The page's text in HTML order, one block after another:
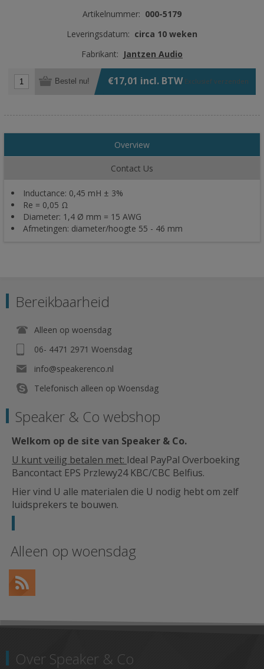
Artikelnummer: 000-5179
Leveringsdatum: circa 10 weken
Fabrikant: Jantzen Audio
Bestel nu! €17,01 incl. BTW Exclusief verzenden
Overview
Contact Us
Inductance: 0,45 mH ± 3%
Re = 0,05 Ω
Diameter: 1,4 Ø mm = 15 AWG
Afmetingen: diameter/hoogte 55 - 46 mm
Bereikbaarheid
Alleen op woensdag
06- 4471 2971 Woensdag
info@speakerenco.nl
Telefonisch alleen op Woensdag
Speaker & Co webshop
Welkom op de site van Speaker & Co.
U kunt veilig betalen met: Ideal PayPal Overboeking
Bancontact EPS Przlewy24 KBC/CBC Belfius.
Hier vind U alle materialen die U nodig hebt om zelf
luidsprekers te bouwen.
Alleen op woensdag
Over Speaker & Co